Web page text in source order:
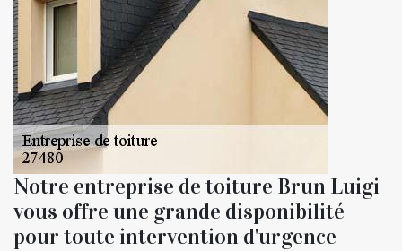
Notre entreprise de toiture Brun Luigi
vous offre une grande disponibilité
pour toute intervention d'urgence